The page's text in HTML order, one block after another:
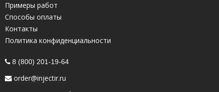
Примеры работ
Способы оплаты
Контакты
Политика конфиденциальности
8 (800) 201-19-64
order@injectir.ru